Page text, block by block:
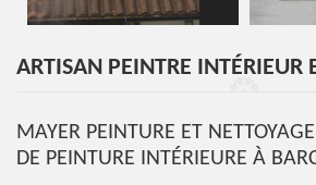
ARTISAN PEINTRE INTÉRIEUR
MAYER PEINTURE ET
DE PEINTURE INTÉRIEURE À